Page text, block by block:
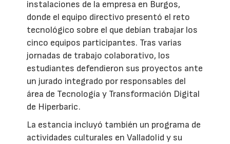
instalaciones de la empresa en Burgos,
donde el equipo directivo presentó el reto
tecnológico sobre el que debían trabajar los
cinco equipos participantes. Tras varias
jornadas de trabajo colaborativo, los
estudiantes defendieron sus proyectos ante
un jurado integrado por responsables del
área de Tecnología y Transformación Digital
de Hiperbaric.
La estancia incluyó también un programa de
actividades culturales en Valladolid y su